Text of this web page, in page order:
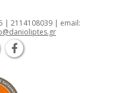
| 2114108039 | email: